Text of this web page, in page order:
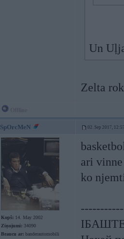
Un
Zelta
SpOrcMeN 02. Sep 2017,
Kopš: 14. May 2002
Ziņojumi: 34090
Braucu ar: banderautomobili
ari
ko